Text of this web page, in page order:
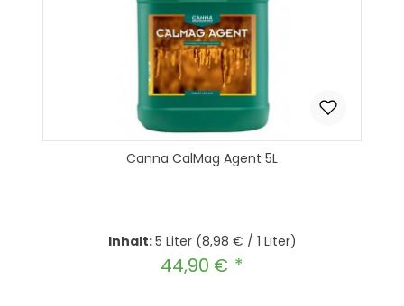
Canna CalMag Agent 5L
Inhalt:5 Liter (8,98 € / 1 Liter)
Regulärer Preis:
44,90 €